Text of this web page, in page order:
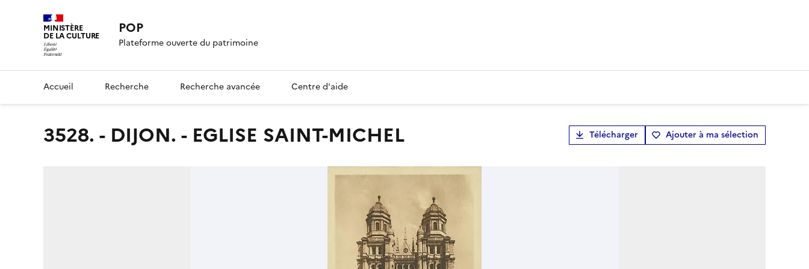
MINISTÈRE
DE LA CULTURE POP
Plateforme ouverte du patrimoine
Accueil Recherche Recherche avancée Centre d'aide
3528. - DIJON. - EGLISE SAINT-MICHEL Télécharger Ajouter à ma sélection